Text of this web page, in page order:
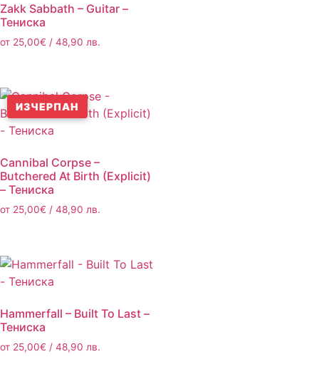
Zakk Sabbath – Guitar –
Тениска
от 25,00€ / 48,90 лв.
ИЗЧЕРПАН
Cannibal Corpse –
Butchered At Birth (Explicit)
– Тениска
от 25,00€ / 48,90 лв.
Hammerfall – Built To Last –
Тениска
от 25,00€ / 48,90 лв.